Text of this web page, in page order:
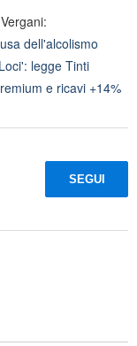
dell'alcolismo
legge Tinti
e ricavi +14%
SEGUI